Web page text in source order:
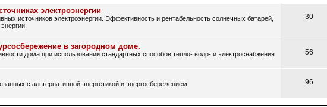
электроэнергии
источников электроэнергии. Эффективность и рентабельность солнечных батарей,
30
в загородном доме.
дома при использовании стандартных способов тепло- водо- и электроснабжения
56
с альтернативной энергетикой и энергосбережением
96